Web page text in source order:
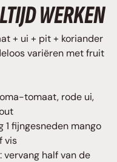
WERKEN
+ ui + pit + koriander
variëren met fruit
tomaat, rode ui,
1 fijngesneden mango
vis
vervang half van de